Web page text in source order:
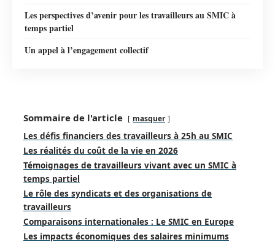
Les perspectives d’avenir pour les travailleurs au SMIC à
temps partiel
Un appel à l’engagement collectif
Sommaire de l'article masquer
Les défis financiers des travailleurs à 25h au SMIC
Les réalités du coût de la vie en 2026
Témoignages de travailleurs vivant avec un SMIC à
temps partiel
Le rôle des syndicats et des organisations de
travailleurs
Comparaisons internationales : Le SMIC en Europe
Les impacts économiques des salaires minimums